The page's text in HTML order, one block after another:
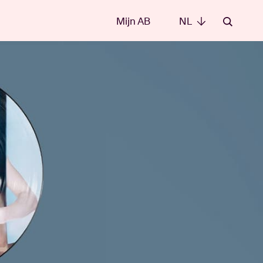
NL
Mijn AB NL